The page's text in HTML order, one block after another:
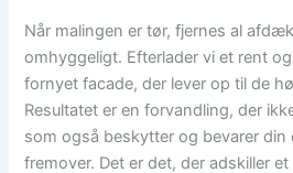
Når malingen er tør, fjernes al
omhyggeligt. Efterlader vi et rent
fornyet facade, der lever op til de
Resultatet er en forvandling, der
som også beskytter og bevarer din
fremover. Det er det, der adskiller